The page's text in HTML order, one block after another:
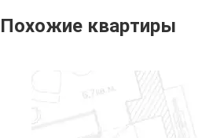
Похожие квартиры